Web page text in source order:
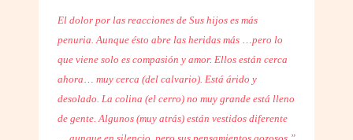
El dolor por las reacciones de Sus hijos es más
penuria. Aunque ésto abre las heridas más …pero lo
que viene solo es compasión y amor. Ellos están cerca
ahora… muy cerca (del calvario). Está árido y
desolado. La colina (el cerro) no muy grande está lleno
de gente. Algunos (muy atrás) están vestidos diferente